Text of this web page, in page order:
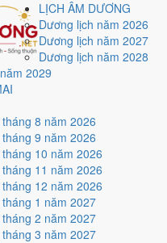
LỊCH ÂM DƯƠNG
Dương lịch năm 2026
Dương lịch năm 2027
Dương lịch năm 2028
2029
8 năm 2026
9 năm 2026
10 năm 2026
11 năm 2026
12 năm 2026
1 năm 2027
2 năm 2027
3 năm 2027
Thìn)
29/7/2026
(Thứ Tư) là ngày 16/6/2026